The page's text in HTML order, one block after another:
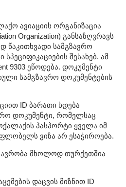
ავიაციის ორგანიზაცია
Organization) განსაზღვრავს
წაკითხვადი სამგზავრო
შესახებ. ამ
9303 ეწოდება. დოკუმენტი
სამგზავრო დოკუმენტების
ID ბარათი ხდება
დოკუმენტი, რომელსაც
პასპორტი ყველა იმ
ვიზა არ ესაჭიროება.
მხოლოდ თურქეთშია
დაცვის მიზნით ID